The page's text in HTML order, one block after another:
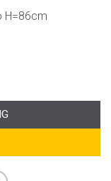
H=86cm